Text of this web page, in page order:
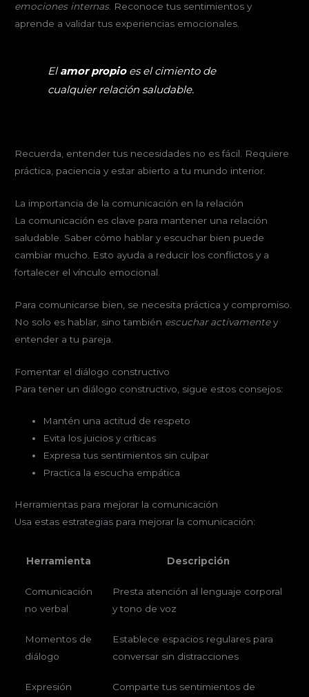
emociones internas. Reconoce tus sentimientos y
aprende a validar tus experiencias emocionales.
Elamor propioes el cimiento de
cualquier relación saludable.
Recuerda, entender tus necesidades no es fácil. Requiere
práctica, paciencia y estar abierto a tu mundo interior.
La importancia de la comunicación en la relación
La comunicación es clave para mantener una relación
saludable. Saber cómo hablar y escuchar bien puede
cambiar mucho. Esto ayuda a reducir los conflictos y a
fortalecer el vínculo emocional.
Para comunicarse bien, se necesita práctica y compromiso.
No solo es hablar, sino también escuchar activamentey
entender a tu pareja.
Fomentar el diálogo constructivo
Para tener un diálogo constructivo, sigue estos consejos:
Mantén una actitud de respeto
Evita los juicios y críticas
Expresa tus sentimientos sin culpar
Practica la escucha empática
Herramientas para mejorar la comunicación
Usa estas estrategias para mejorar la comunicación:
Herramienta Descripción
Comunicación
no verbal
Presta atención al lenguaje corporal
y tono de voz
Momentos de
diálogo
Establece espacios regulares para
conversar sin distracciones
Expresión
Comparte tus sentimientos de